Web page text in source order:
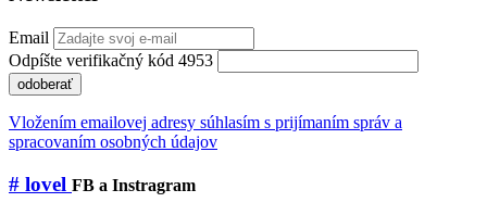
Email
Odpíšte verifikačný kód 4953
odoberať
Vložením emailovej adresy súhlasím s prijímaním správ a
spracovaním osobných údajov
# lovel FB a Instragram